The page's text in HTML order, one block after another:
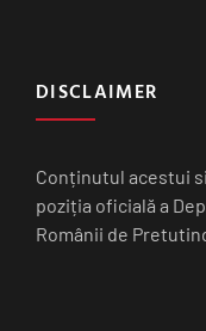
DISCLAIMER
Conținutul acestui
poziția oficială a
Românii de